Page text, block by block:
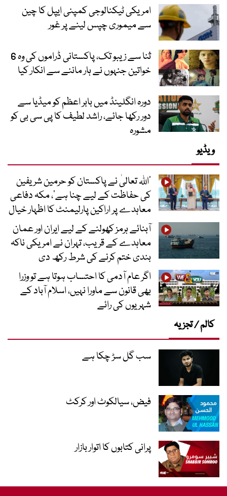
امریکی ٹیکنالوجی کمپنی ایپل کا چین
سے میموری چپس لینے پر غور
ثنا سے زیبو تک، پاکستانی ڈراموں کی وہ 6
خواتین جنہوں نے ہار ماننے سے انکار کیا
دورہ انگلینڈ میں بابر اعظم کو میڈیا سے
دور رکھا جائے، راشد لطیف کا پی سی بی کو
مشورہ
ویڈیو
’اللہ تعالیٰ نے پاکستان کو حرمین شریفین
کی حفاظت کے لیے چنا ہے‘، مکہ دفاعی
معاہدے پر اراکین پارلیمنٹ کا اظہار خیال
آبنائے ہرمز کھولنے کے لیے ایران اور عمان
معاہدے کے قریب، تہران نے امریکی ناکہ
بندی ختم کرنے کی شرط رکھ دی
اگر عام آدمی کا احتساب ہوتا ہے تو وزرا
بھی قانون سے ماورا نہیں، اسلام آباد کے
شہریوں کی رائے
کالم / تجزیہ
سب گل سڑ چکا ہے
فیض، سیالکوٹ اور کرکٹ
پرانی کتابوں کا اتوار بازار